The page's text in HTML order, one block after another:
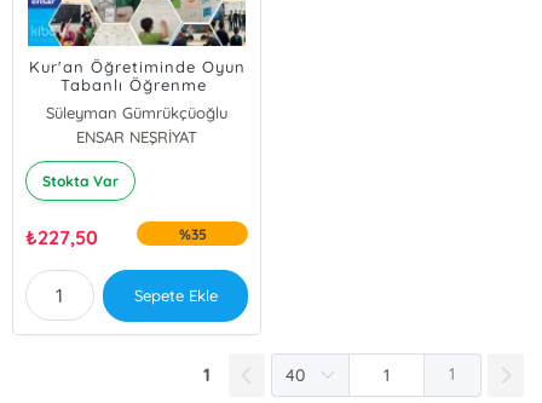
Kur'an Öğretiminde Oyun
Tabanlı Öğrenme
Süleyman Gümrükçüoğlu
Mine Taşdemir Kuluç
ENSAR NEŞRİYAT
Stokta Var
₺227,50 %35
Sepete Ekle
1 1